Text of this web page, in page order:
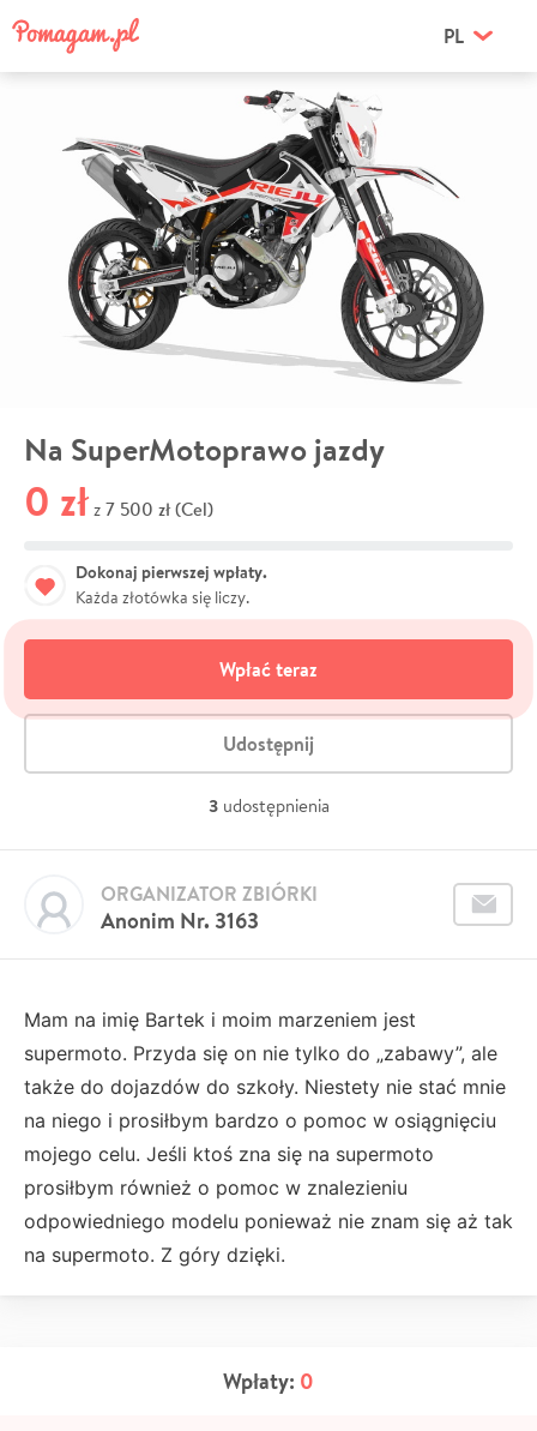
PL
Na SuperMotoprawo jazdy
0 zł z 7 500 zł (Cel)
Dokonaj pierwszej wpłaty.
Każda złotówka się liczy.
Wpłać teraz
Udostępnij
3 udostępnienia
Anonim Nr. 3163
ORGANIZATOR ZBIÓRKI
Mam na imię Bartek i moim marzeniem jest
supermoto. Przyda się on nie tylko do „zabawy”, ale
także do dojazdów do szkoły. Niestety nie stać mnie
na niego i prosiłbym bardzo o pomoc w osiągnięciu
mojego celu. Jeśli ktoś zna się na supermoto
prosiłbym również o pomoc w znalezieniu
odpowiedniego modelu ponieważ nie znam się aż tak
na supermoto. Z góry dzięki.
Wpłaty: 0